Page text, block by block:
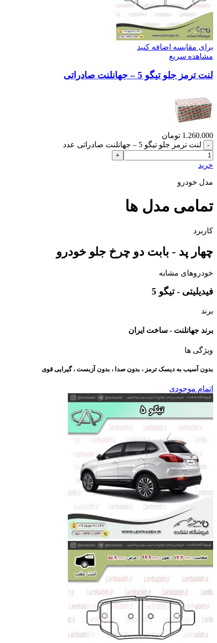
برای مقایسه اضافه کنید
مشاهده سریع
لنت ترمز جلو تیگو 5 – جهانلنت صادراتی
1.260.000 تومان
لنت ترمز جلو تیگو 5 – جهانلنت صادراتی عدد
خرید
مدل خودرو
تمامی مدل ها
کاربرد
چهار پد - بابت دو چرخ جلو خودرو
خودروهای مشابه
فیدیلیتی - تیگو 5
برند
برند جهانلنت - ساخت ایران
ویژگی ها
بدون آسیب به دیسک ترمز ، بدون صدا ، بدون آزبست ، گیرایی قوی​
اتمام موجودی